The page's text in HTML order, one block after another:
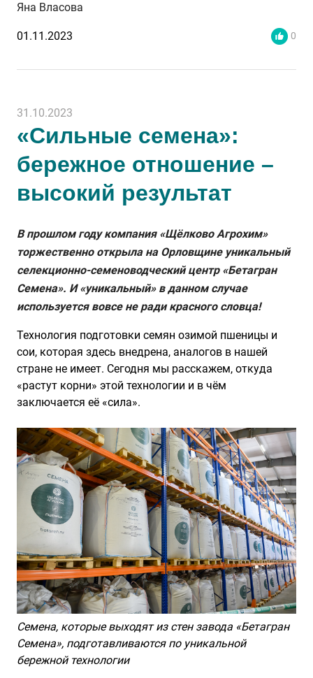
Яна Власова
01.11.2023 0
31.10.2023
«Сильные семена»:
бережное отношение –
высокий результат
В прошлом году компания «Щёлково Агрохим»
торжественно открыла на Орловщине уникальный
селекционно-семеноводческий центр «Бетагран
Семена». И «уникальный» в данном случае
используется вовсе не ради красного словца!
Технология подготовки семян озимой пшеницы и
сои, которая здесь внедрена, аналогов в нашей
стране не имеет. Сегодня мы расскажем, откуда
«растут корни» этой технологии и в чём
заключается её «сила».
Семена, которые выходят из стен завода «Бетагран
Семена», подготавливаются по уникальной
бережной технологии